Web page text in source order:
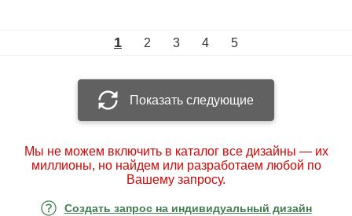
1 2 3 4 5
Показать следующие
Мы не можем включить в каталог все дизайны — их
миллионы, но найдем или разработаем любой по
Вашему запросу.
Создать запрос на индивидуальный дизайн